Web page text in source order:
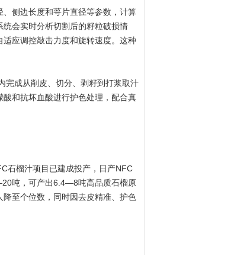
侧边长度和萼片直径等参数，计算
会实时分析切割后的籽粒破损情
应调控敲击力度和旋转速度。这种
成从削皮、切分、剥籽到打浆取汁
和抗坏血酸进行护色处理，配合真
榴汁项目已建成投产，日产NFC
吨，可产出6.4—8吨高品质石榴原
至个位数，同时因去皮精准、护色